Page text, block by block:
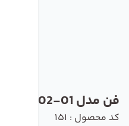
فن مدل S2D200-BA02-01 برند ebmpapst
کد محصول : 151